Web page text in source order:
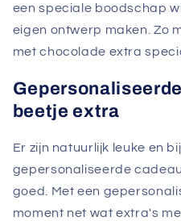
een speciale boodschap
eigen ontwerp maken. Zo
met chocolade extra
beetje extra
Er zijn natuurlijk leuke en
gepersonaliseerde
goed. Met een
moment net wat extra's